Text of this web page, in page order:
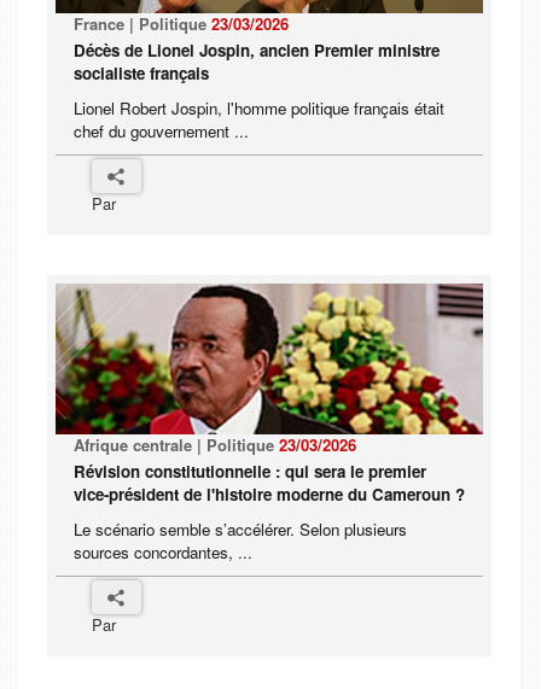
France | Politique 23/03/2026
Décès de Lionel Jospin, ancien Premier ministre
socialiste français
Lionel Robert Jospin, l'homme politique français était
chef du gouvernement ...
Par
Afrique centrale | Politique 23/03/2026
Révision constitutionnelle : qui sera le premier
vice-président de l'histoire moderne du Cameroun ?
Le scénario semble s’accélérer. Selon plusieurs
sources concordantes, ...
Par